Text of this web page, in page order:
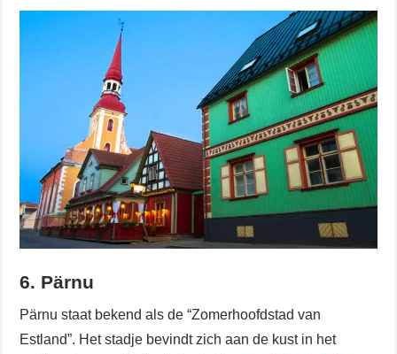
6. Pärnu
Pärnu staat bekend als de “Zomerhoofdstad van
Estland”. Het stadje bevindt zich aan de kust in het